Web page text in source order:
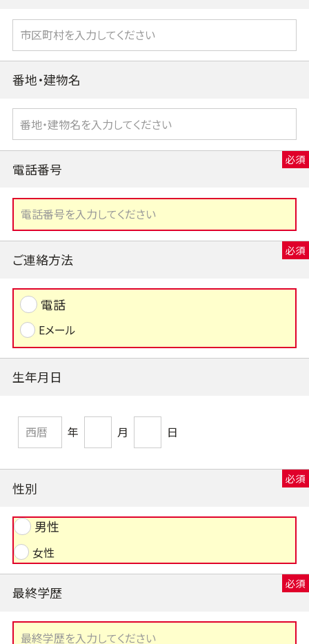
番地・建物名
電話番号
ご連絡方法
電話
Eメール
生年月日
年 月 日
性別
男性
女性
最終学歴